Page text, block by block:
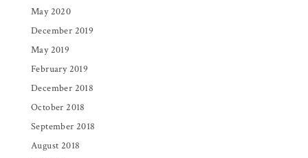
May 2020
December 2019
May 2019
February 2019
December 2018
October 2018
September 2018
August 2018